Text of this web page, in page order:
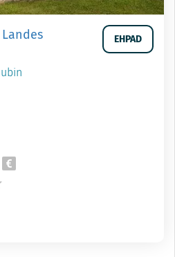
EHPAD